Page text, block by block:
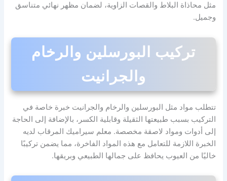
مثل محاذاة البلاط والقصات الزاوية، لضمان مظهر نهائي متناسق
وجميل.
تركيب البورسلين والرخام
والجرانيت
تتطلب مواد مثل البورسلين والرخام والجرانيت خبرة خاصة في
التركيب بسبب طبيعتها الثقيلة وقابلية الكسر، بالإضافة إلى الحاجة
إلى أدوات ومواد لاصقة مخصصة. معلم سيراميك المرقاب لديه
الخبرة اللازمة للتعامل مع هذه المواد الفاخرة، مما يضمن تركيبًا
خاليًا من العيوب يحافظ على جمالها الطبيعي وبريقها.